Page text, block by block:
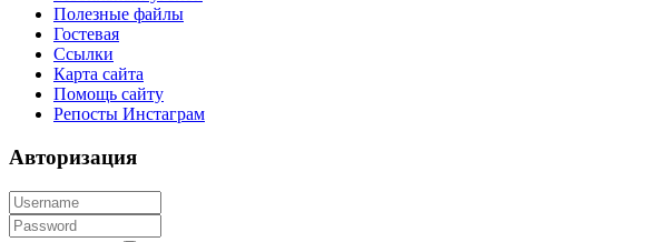
Полезные файлы
Гостевая
Ссылки
Карта сайта
Помощь сайту
Репосты Инстаграм
Авторизация